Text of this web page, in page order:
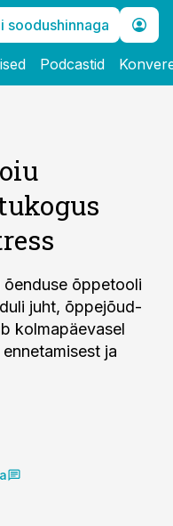
soodushinnaga
Podcastid
õenduse õppetooli
juht, õppejõud-
kolmapäevasel
ja